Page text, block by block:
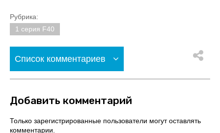
Рубрика:
1 серия F40
Список комментариев
Добавить комментарий
Только зарегистрированные пользователи могут оставлять
комментарии.